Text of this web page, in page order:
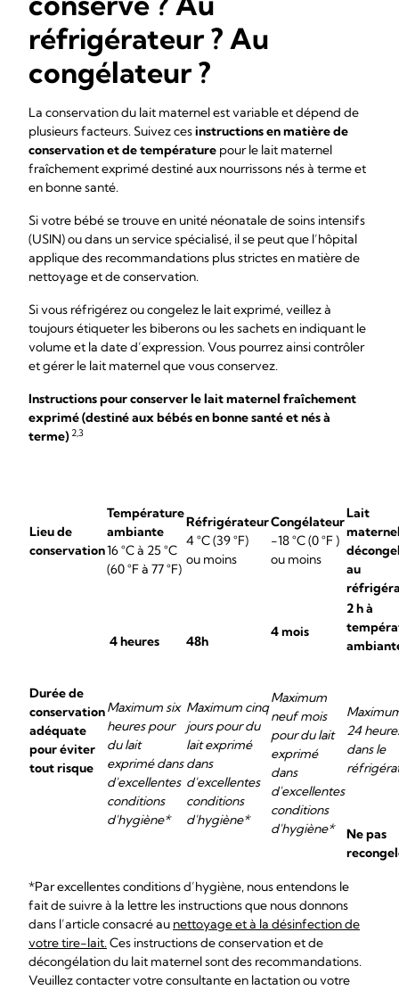
réfrigérateur ? Au
congélateur ?
La conservation du lait maternel est variable et dépend de
plusieurs facteurs. Suivez cesinstructions en matière de
conservation et de température pour le lait maternel
fraîchement exprimé destiné aux nourrissons nés à terme et
en bonne santé.
Si votre bébé se trouve en unité néonatale de soins intensifs
(USIN) ou dans un service spécialisé, il se peut que l’hôpital
applique des recommandations plus strictes en matière de
nettoyage et de conservation.
Si vous réfrigérez ou congelez le lait exprimé, veillez à
toujours étiqueter les biberons ou les sachets en indiquant le
volume et la date d’expression. Vous pourrez ainsi contrôler
et gérer le lait maternel que vous conservez.
Instructions pour conserver le lait maternel fraîchement
exprimé (destiné aux bébés en bonne santé et nés à
terme) 2,3
Lieu de
conservation
Température
ambiante
16 °C à 25 °C
(60 °F à 77 °F)
Réfrigérateur
4 °C (39 °F)
ou moins
Congélateur
-18 °C (0 °F )
ou moins
Lait
au
Durée de
conservation
adéquate
pour éviter
tout risque
4 heures
Maximum six
heures pour
du lait
exprimé dans
d'excellentes
conditions
d'hygiène*
48h
Maximum cinq
jours pour du
lait exprimé
dans
d'excellentes
conditions
d'hygiène*
4 mois
Maximum
neuf mois
pour du lait
exprimé
dans
d'excellentes
conditions
d'hygiène*
2 h à
24
dans le
Ne pas
*Par excellentes conditions d’hygiène, nous entendons le
fait de suivre à la lettre les instructions que nous donnons
dans l’article consacré au nettoyage et à la désinfection de
votre tire-lait.Ces instructions de conservation et de
décongélation du lait maternel sont des recommandations.
Veuillez contacter votre consultante en lactation ou votre